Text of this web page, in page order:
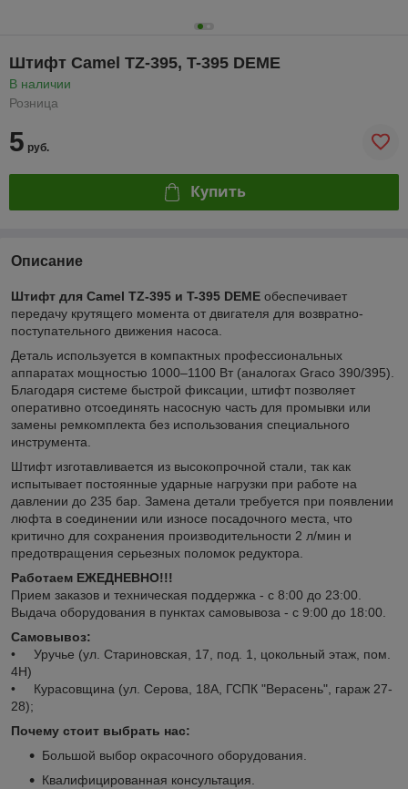
Штифт Camel TZ-395, T-395 DEME
В наличии
Розница
5 руб.
Купить
Описание
Штифт для Camel TZ-395 и T-395 DEME обеспечивает
передачу крутящего момента от двигателя для возвратно-
поступательного движения насоса.
Деталь используется в компактных профессиональных
аппаратах мощностью 1000–1100 Вт (аналогах Graco 390/395).
Благодаря системе быстрой фиксации, штифт позволяет
оперативно отсоединять насосную часть для промывки или
замены ремкомплекта без использования специального
инструмента.
Штифт изготавливается из высокопрочной стали, так как
испытывает постоянные ударные нагрузки при работе на
давлении до 235 бар. Замена детали требуется при появлении
люфта в соединении или износе посадочного места, что
критично для сохранения производительности 2 л/мин и
предотвращения серьезных поломок редуктора.
Работаем ЕЖЕДНЕВНО!!!
Прием заказов и техническая поддержка - с 8:00 до 23:00.
Выдача оборудования в пунктах самовывоза - с 9:00 до 18:00.
Самовывоз:
• Уручье (ул. Стариновская, 17, под. 1, цокольный этаж, пом.
4Н)
• Курасовщина (ул. Серова, 18А, ГСПК "Верасень", гараж 27-
28);
Почему стоит выбрать нас:
Большой выбор окрасочного оборудования.
Квалифицированная консультация.